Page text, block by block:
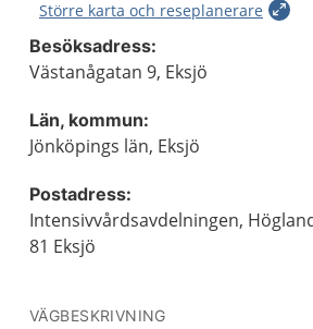
Större karta och reseplanerare
Besöksadress:
Västanågatan 9, Eksjö
Län, kommun:
Jönköpings län, Eksjö
Postadress:
Intensivvårdsavdelningen,
81 Eksjö
VÄGBESKRIVNING